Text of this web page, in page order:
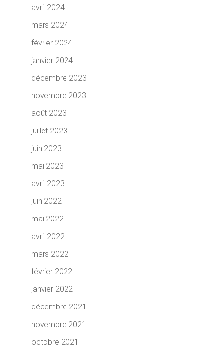
avril 2024
mars 2024
février 2024
janvier 2024
décembre 2023
novembre 2023
août 2023
juillet 2023
juin 2023
mai 2023
avril 2023
juin 2022
mai 2022
avril 2022
mars 2022
février 2022
janvier 2022
décembre 2021
novembre 2021
octobre 2021